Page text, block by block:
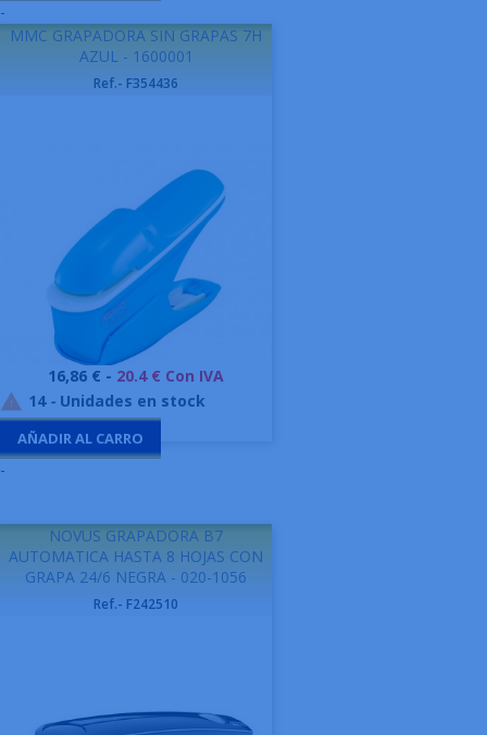
-
MMC GRAPADORA SIN GRAPAS 7H
AZUL - 1600001
Ref.- F354436
Precio
16,86 € - 20.4 € Con IVA
 14- Unidades en stock
AÑADIR AL CARRO
-
NOVUS GRAPADORA B7
AUTOMATICA HASTA 8 HOJAS CON
GRAPA 24/6 NEGRA - 020-1056
Ref.- F242510